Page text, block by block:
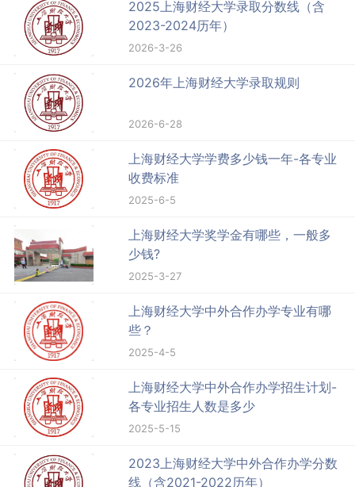
2025上海财经大学录取分数线（含
2023-2024历年）
2026-3-26
2026年上海财经大学录取规则
2026-6-28
上海财经大学学费多少钱一年-各专业
收费标准
2025-6-5
上海财经大学奖学金有哪些，一般多
少钱?
2025-3-27
上海财经大学中外合作办学专业有哪
些？
2025-4-5
上海财经大学中外合作办学招生计划-
各专业招生人数是多少
2025-5-15
2023上海财经大学中外合作办学分数
线（含2021-2022历年）